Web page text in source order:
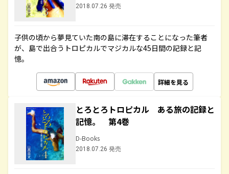
2018.07.26 発売
子供の頃から夢見ていた南の島に滞在することになった筆者
が、島で出合うトロピカルでマジカルな45日間の記録と記
憶。
詳細を見る
とろとろトロピカル ある旅の記録と
記憶。 第4巻
D-Books
2018.07.26 発売